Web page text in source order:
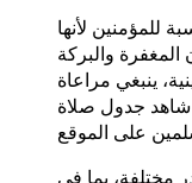
للمؤمنين لأنها
والبركة
ينبغي مراعاة
شاهد جدول صلاة
مختلفة، بما في